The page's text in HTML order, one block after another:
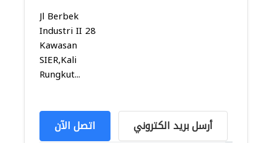
Jl Berbek
Industri II 28
Kawasan
SIER,Kali
Rungkut...
اتصل الآن أرسل بريد الكتروني